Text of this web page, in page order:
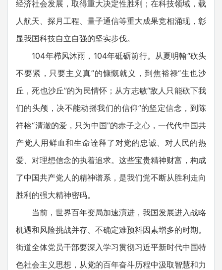
经济社会发展，取得重大决定性胜利；在科技领域，载
人航天、探月工程、量子通信等重大成果竞相涌现，彰
显我国科技自立自强的坚实步伐。
104年栉风沐雨，104年砥砺前行。从夏明翰“砍头
不要紧，只要主义真”的慷慨就义，到焦裕禄“生也沙
丘，死也沙丘”的为民情怀；从方志敏“敌人只能砍下我
们的头颅，决不能动摇我们的信仰”的坚定信念，到陈
祥榕“清澈的爱，只为中国”的赤子之心，一代代中国共
产党人用鲜血和生命诠释了对党的忠诚、对人民的热
爱、对理想信念的执着追求。这些宝贵精神财富，构成
了中国共产党人的精神谱系，是我们党不断从胜利走向
胜利的强大精神密码。
当前，世界百年变局加速演进，我国发展进入战略
机遇和风险挑战并存、不确定难预料因素增多的时期。
街道全体党员干部要深入学习贯彻习近平新时代中国特
色社会主义思想，从党的百年奋斗历程中汲取智慧和力